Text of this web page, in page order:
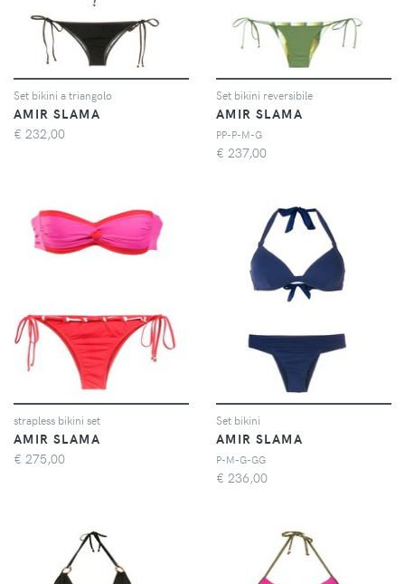
Set bikini a triangolo
AMIR SLAMA
€ 232,00
Set bikini reversibile
AMIR SLAMA
PP-P-M-G
€ 237,00
strapless bikini set
AMIR SLAMA
€ 275,00
Set bikini
AMIR SLAMA
P-M-G-GG
€ 236,00